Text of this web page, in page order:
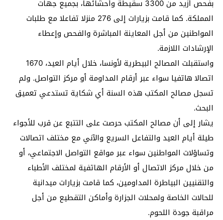
بفحص أزيد من 3300 سقيطة وأحشائها، بجميع جهات
المملكة. كما قامت بزيارات إلى 276 منزلا تفاعلا مع طلبات
المواطنين من أجل المعاينة المباشرة والفحص وإعطاء
الإرشادات اللازمة.
واستقبلت المصالح البيطرية لأونسا، خلال أيام العيد، 1670
اتصالا هاتفيا سواء عبر أرقام المداومة أو مركز التواصل. ولم
تسجل مصالح المكتب هذه السنة أي شكاية تستدعي تعميق
البحث. ‎
يشار إلى أن مصالح المكتب حرصت على التتبع عن قرب للأجواء
طيلة أيام العيد والتفاعل السريع والآني مع مختلف اتصالات
وتساؤلات المواطنين سواء عبر مواقع التواصل الاجتماعي، أو
من خلال مركز الاتصال أو الأرقام الهاتفية لمختلف الأطباء
والتقنيين البياطرة المداومين، كما قامت بزيارات ميدانية
للحالات الخاصة ولمحلات الجزارة وأماكن التقطيع من أجل
مراقبة جودة اللحوم.